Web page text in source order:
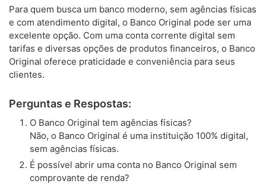
Para quem busca um banco moderno, sem agências físicas
e com atendimento digital, o Banco Original pode ser uma
excelente opção. Com uma conta corrente digital sem
tarifas e diversas opções de produtos financeiros, o Banco
Original oferece praticidade e conveniência para seus
clientes.
Perguntas e Respostas:
O Banco Original tem agências físicas?
Não, o Banco Original é uma instituição 100% digital,
sem agências físicas.
É possível abrir uma conta no Banco Original sem
comprovante de renda?